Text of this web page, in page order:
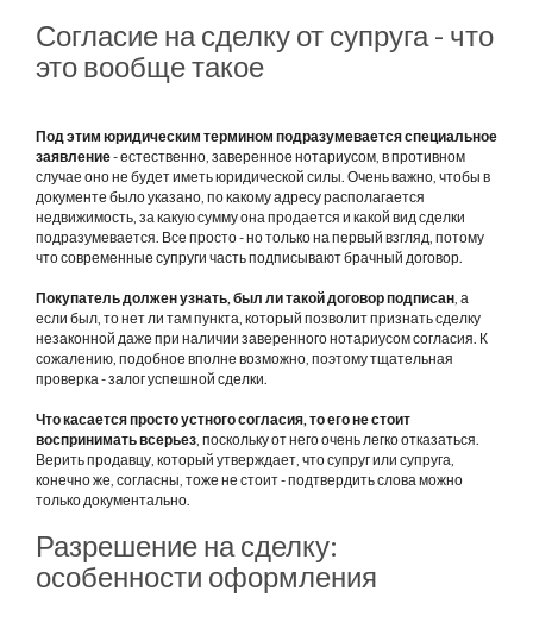
Согласие на сделку от супруга - что
это вообще такое
Под этим юридическим термином подразумевается специальное
заявление- естественно, заверенное нотариусом, в противном
случае оно не будет иметь юридической силы. Очень важно, чтобы в
документе было указано, по какому адресу располагается
недвижимость, за какую сумму она продается и какой вид сделки
подразумевается. Все просто - но только на первый взгляд, потому
что современные супруги часть подписывают брачный договор.
Покупатель должен узнать, был ли такой договор подписан, а
если был, то нет ли там пункта, который позволит признать сделку
незаконной даже при наличии заверенного нотариусом согласия. К
сожалению, подобное вполне возможно, поэтому тщательная
проверка - залог успешной сделки.
Что касается просто устного согласия, то его не стоит
воспринимать всерьез, поскольку от него очень легко отказаться.
Верить продавцу, который утверждает, что супруг или супруга,
конечно же, согласны, тоже не стоит - подтвердить слова можно
только документально.
Разрешение на сделку:
особенности оформления